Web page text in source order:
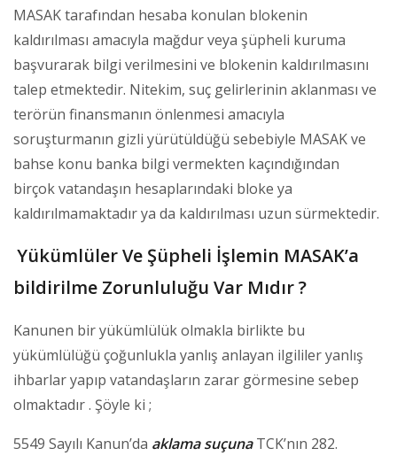
MASAK tarafından hesaba konulan blokenin
kaldırılması amacıyla mağdur veya şüpheli kuruma
başvurarak bilgi verilmesini ve blokenin kaldırılmasını
talep etmektedir. Nitekim, suç gelirlerinin aklanması ve
terörün finansmanın önlenmesi amacıyla
soruşturmanın gizli yürütüldüğü sebebiyle MASAK ve
bahse konu banka bilgi vermekten kaçındığından
birçok vatandaşın hesaplarındaki bloke ya
kaldırılmamaktadır ya da kaldırılması uzun sürmektedir.
Yükümlüler Ve Şüpheli İşlemin MASAK’a
bildirilme Zorunluluğu Var Mıdır ?
Kanunen bir yükümlülük olmakla birlikte bu
yükümlülüğü çoğunlukla yanlış anlayan ilgililer yanlış
ihbarlar yapıp vatandaşların zarar görmesine sebep
olmaktadır . Şöyle ki ;
5549 Sayılı Kanun’da aklama suçunaTCK’nın 282.